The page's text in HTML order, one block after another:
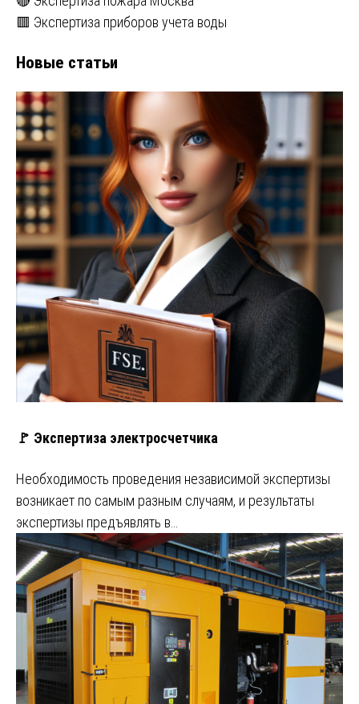
🟥 Экспертиза приборов учета воды
Новые статьи
🚩 Экспертиза электросчетчика
Необходимость проведения независимой экспертизы
возникает по самым разным случаям, и результаты
экспертизы предъявлять в…